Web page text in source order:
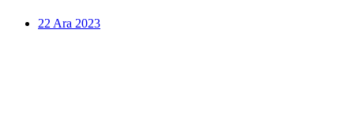
22 Ara 2023